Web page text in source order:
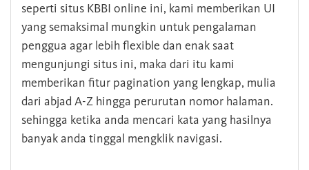
seperti situs KBBI online ini, kami memberikan UI
yang semaksimal mungkin untuk pengalaman
penggua agar lebih flexible dan enak saat
mengunjungi situs ini, maka dari itu kami
memberikan fitur pagination yang lengkap, mulia
dari abjad A-Z hingga perurutan nomor halaman.
sehingga ketika anda mencari kata yang hasilnya
banyak anda tinggal mengklik navigasi.